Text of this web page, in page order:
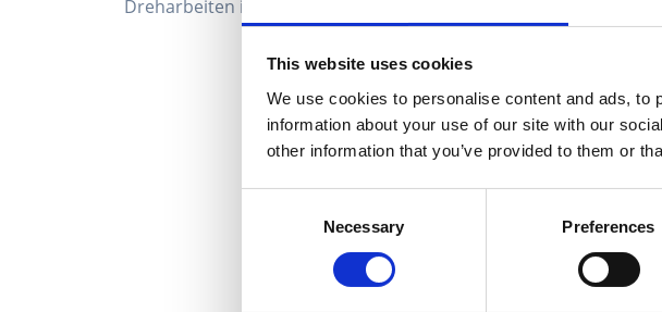
This website uses cookies
We use cookies to personalise content and ads,
information about your use of our site with our
other information that you’ve provided to them or
Necessary Preferences
Dreharbeiten in Passau: